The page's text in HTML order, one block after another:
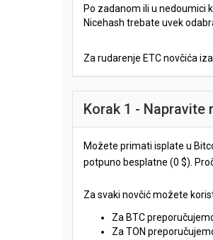
Po zadanom ili u nedoumici
Nicehash trebate uvek
Za rudarenje ETC novčića
Korak 1 - Napravite
Možete primati isplate u
potpuno besplatne (0 $).
Za svaki novčić možete
Za BTC
Za TON